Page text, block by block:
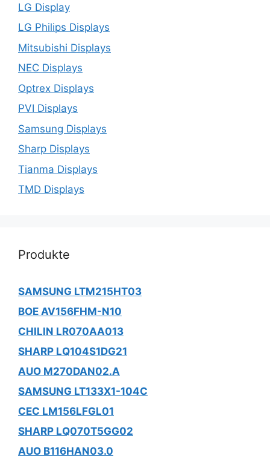
LG Display
LG Philips Displays
Mitsubishi Displays
NEC Displays
Optrex Displays
PVI Displays
Samsung Displays
Sharp Displays
Tianma Displays
TMD Displays
Produkte
SAMSUNG LTM215HT03
BOE AV156FHM-N10
CHILIN LR070AA013
SHARP LQ104S1DG21
AUO M270DAN02.A
SAMSUNG LT133X1-104C
CEC LM156LFGL01
SHARP LQ070T5GG02
AUO B116HAN03.0